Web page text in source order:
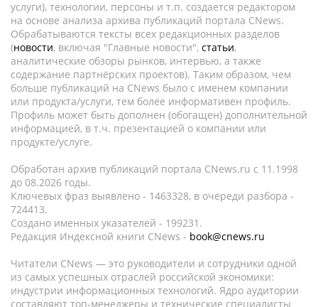
услуги), технологии, персоны и т.п. создается редактором
на основе анализа архива публикаций портала CNews.
Обрабатываются тексты всех редакционных разделов
(новости, включая "Главные новости", статьи,
аналитические обзоры рынков, интервью, а также
содержание партнёрских проектов). Таким образом, чем
больше публикаций на CNews было с именем компании
или продукта/услуги, тем более информативен профиль.
Профиль может быть дополнен (обогащен) дополнительной
информацией, в т.ч. презентацией о компании или
продукте/услуге.
Обработан архив публикаций портала CNews.ru c 11.1998
до 08.2026 годы.
Ключевых фраз выявлено - 1463328, в очереди разбора -
724413.
Создано именных указателей - 199231.
Редакция Индексной книги CNews - book@cnews.ru
Читатели CNews — это руководители и сотрудники одной
из самых успешных отраслей российской экономики:
индустрии информационных технологий. Ядро аудитории
составляют топ-менеджеры и технические специалисты